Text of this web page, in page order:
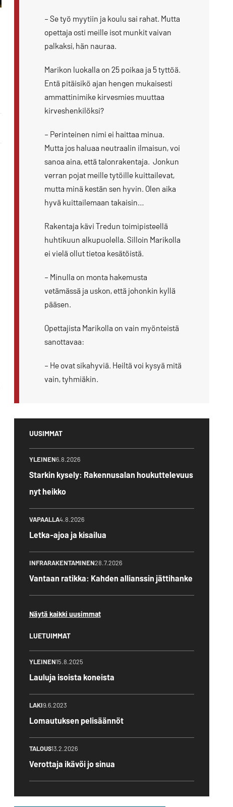
– Se työ myytiin ja koulu sai rahat. Mutta
opettaja osti meille isot munkit vaivan
palkaksi, hän nauraa.
Marikon luokalla on 25 poikaa ja 5 tyttöä.
Entä pitäisikö ajan hengen mukaisesti
ammattinimike kirvesmies muuttaa
kirveshenkilöksi?
– Perinteinen nimi ei haittaa minua.
Mutta jos haluaa neutraalin ilmaisun, voi
sanoa aina, että talonrakentaja. Jonkun
verran pojat meille tytöille kuittailevat,
mutta minä kestän sen hyvin. Olen aika
hyvä kuittailemaan takaisin…
Rakentaja kävi Tredun toimipisteellä
huhtikuun alkupuolella. Silloin Marikolla
ei vielä ollut tietoa kesätöistä.
– Minulla on monta hakemusta
vetämässä ja uskon, että johonkin kyllä
pääsen.
Opettajista Marikolla on vain myönteistä
sanottavaa:
– He ovat sikahyviä. Heiltä voi kysyä mitä
vain, tyhmiäkin.
UUSIMMAT
YLEINEN6.8.2026
Starkin kysely: Rakennusalan houkuttelevuus
nyt heikko
VAPAALLA4.8.2026
Letka-ajoa ja kisailua
INFRARAKENTAMINEN28.7.2026
Vantaan ratikka: Kahden allianssin jättihanke
Näytä kaikki uusimmat
LUETUIMMAT
YLEINEN15.8.2025
Lauluja isoista koneista
LAKI9.6.2023
Lomautuksen pelisäännöt
TALOUS13.2.2026
Verottaja ikävöi jo sinua